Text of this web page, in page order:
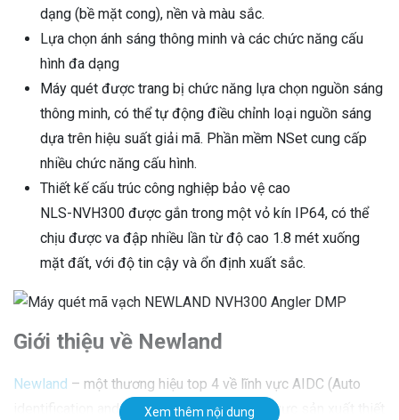
dạng (bề mặt cong), nền và màu sắc.
Lựa chọn ánh sáng thông minh và các chức năng cấu
hình đa dạng
Máy quét được trang bị chức năng lựa chọn nguồn sáng
thông minh, có thể tự động điều chỉnh loại nguồn sáng
dựa trên hiệu suất giải mã. Phần mềm NSet cung cấp
nhiều chức năng cấu hình.
Thiết kế cấu trúc công nghiệp bảo vệ cao
NLS-NVH300 được gắn trong một vỏ kín IP64, có thể
chịu được va đập nhiều lần từ độ cao 1.8 mét xuống
mặt đất, với độ tin cậy và ổn định xuất sắc.
Giới thiệu về Newland
Newland – một thương hiệu top 4 về lĩnh vực AIDC (Auto
identification and Data Capture), top 3 lĩnh vực sản xuất thiết
Xem thêm nội dung